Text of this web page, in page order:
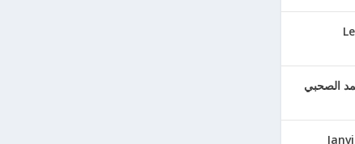
الصحبي
9-10